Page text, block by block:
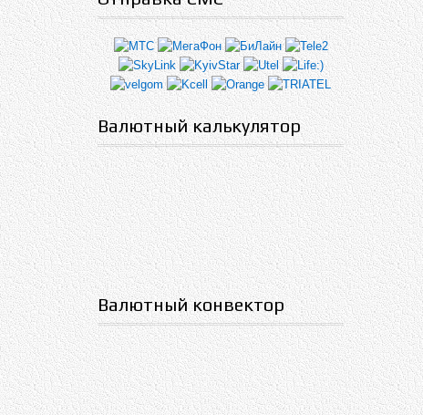
Валютный калькулятор
Валютный конвектор